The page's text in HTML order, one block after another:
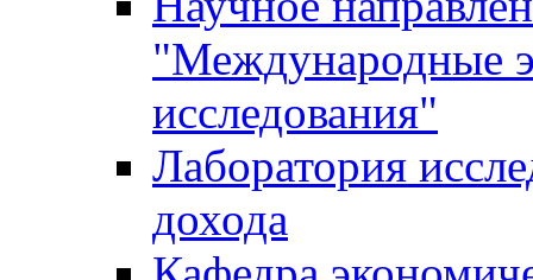
"Международные
исследования"
Лаборатория
дохода